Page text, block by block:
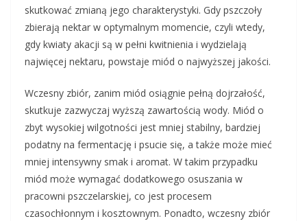
skutkować zmianą jego charakterystyki. Gdy pszczoły
zbierają nektar w optymalnym momencie, czyli wtedy,
gdy kwiaty akacji są w pełni kwitnienia i wydzielają
najwięcej nektaru, powstaje miód o najwyższej jakości.
Wczesny zbiór, zanim miód osiągnie pełną dojrzałość,
skutkuje zazwyczaj wyższą zawartością wody. Miód o
zbyt wysokiej wilgotności jest mniej stabilny, bardziej
podatny na fermentację i psucie się, a także może mieć
mniej intensywny smak i aromat. W takim przypadku
miód może wymagać dodatkowego osuszania w
pracowni pszczelarskiej, co jest procesem
czasochłonnym i kosztownym. Ponadto, wczesny zbiór